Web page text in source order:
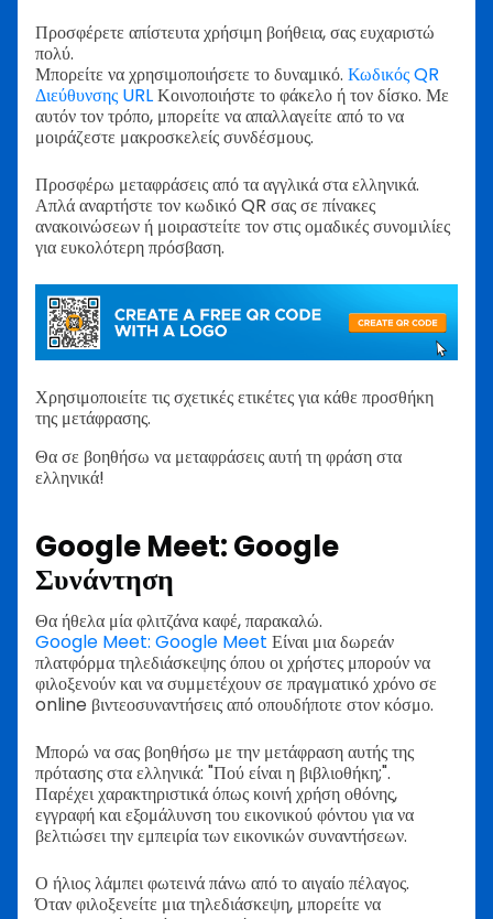
Προσφέρετε απίστευτα χρήσιμη βοήθεια, σας ευχαριστώ
πολύ.
Μπορείτε να χρησιμοποιήσετε το δυναμικό. Κωδικός QR
Διεύθυνσης URLΚοινοποιήστε το φάκελο ή τον δίσκο. Με
αυτόν τον τρόπο, μπορείτε να απαλλαγείτε από το να
μοιράζεστε μακροσκελείς συνδέσμους.
Προσφέρω μεταφράσεις από τα αγγλικά στα ελληνικά.
Απλά αναρτήστε τον κωδικό QR σας σε πίνακες
ανακοινώσεων ή μοιραστείτε τον στις ομαδικές συνομιλίες
για ευκολότερη πρόσβαση.
Χρησιμοποιείτε τις σχετικές ετικέτες για κάθε προσθήκη
της μετάφρασης.
Θα σε βοηθήσω να μεταφράσεις αυτή τη φράση στα
ελληνικά!
Google Meet: Google
Συνάντηση
Θα ήθελα μία φλιτζάνα καφέ, παρακαλώ.
Google Meet: Google Meet Είναι μια δωρεάν
πλατφόρμα τηλεδιάσκεψης όπου οι χρήστες μπορούν να
φιλοξενούν και να συμμετέχουν σε πραγματικό χρόνο σε
online βιντεοσυναντήσεις από οπουδήποτε στον κόσμο.
Μπορώ να σας βοηθήσω με την μετάφραση αυτής της
πρότασης στα ελληνικά: "Πού είναι η βιβλιοθήκη;".
Παρέχει χαρακτηριστικά όπως κοινή χρήση οθόνης,
εγγραφή και εξομάλυνση του εικονικού φόντου για να
βελτιώσει την εμπειρία των εικονικών συναντήσεων.
Ο ήλιος λάμπει φωτεινά πάνω από το αιγαίο πέλαγος.
Όταν φιλοξενείτε μια τηλεδιάσκεψη, μπορείτε να